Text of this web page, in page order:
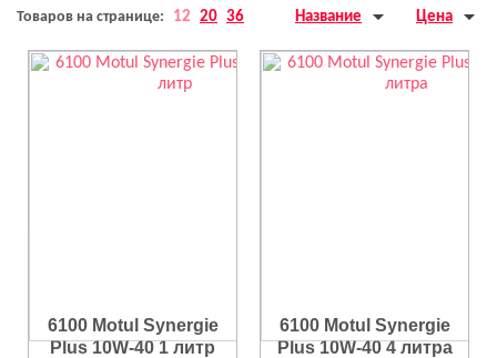
Товаров на странице: 12 20 36 Цена
Название
6100 Motul Synergie
Plus 10W-40 1 литр
6100 Motul Synergie
Plus 10W-40 4 литра